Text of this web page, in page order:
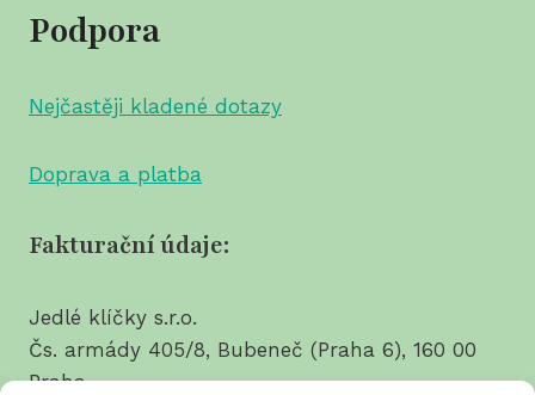
Podpora
Nejčastěji kladené dotazy
Doprava a platba
Fakturační údaje:
Jedlé klíčky s.r.o.
Čs. armády 405/8, Bubeneč (Praha 6), 160 00
Praha